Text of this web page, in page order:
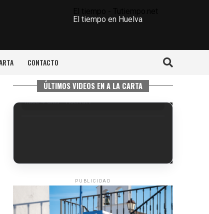
El tiempo en Huelva
CONTACTO
ÚLTIMOS VIDEOS EN A LA CARTA
6º DÍA DE LAS FIESTAS COLOMBINAS
2026
PUBLICIDAD